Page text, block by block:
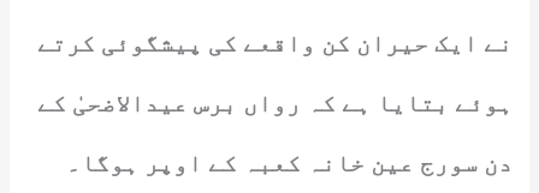
نے ایک حیران کن واقعے کی پیشگوئی کرتے
ہوئے بتایا ہے کہ رواں برس عیدالاضحیٰ کے
دن سورج عین خانہ کعبہ کے اوپر ہوگا۔